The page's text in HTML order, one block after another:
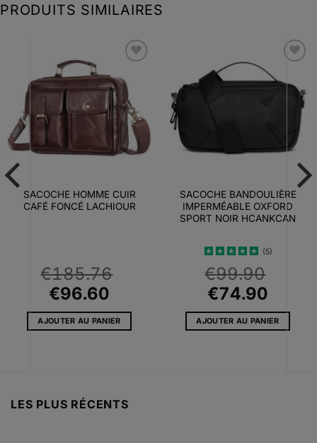
PRODUITS SIMILAIRES
à la liste
d’envies
SACOCHE HOMME CUIR
CAFÉ FONCÉ LACHIOUR
€185.76
Le
prix
initial
€96.60
prix
actuel
AJOUTER AU PANIER
à la liste
d’envies
SACOCHE BANDOULIÈRE
IMPERMÉABLE OXFORD
SPORT NOIR HCANKCAN
Note4.6
sur 5
(5)
€99.90
Le
prix
initial
€74.90
prix
AJOUTER AU PANIER
LES PLUS RÉCENTS